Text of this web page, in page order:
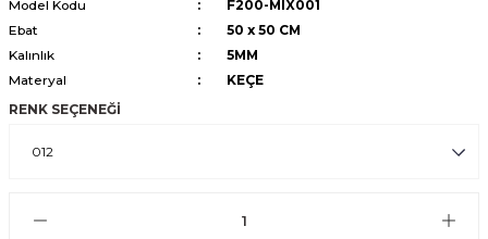
687
Model Kodu
F200-MIX001
Ebat
50 x 50 CM
Kalınlık
5MM
Materyal
KEÇE
RENK SEÇENEĞİ